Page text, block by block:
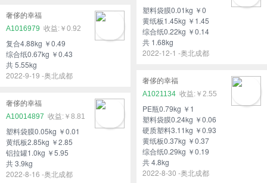
塑料袋膜0.01kg ￥0
黄纸板1.45kg ￥1.45
综合纸0.22kg ￥0.14
共 1.68kg
2022-12-1 -奥北成都
奢侈的幸福
A1016979
￥0.92
复合4.88kg ￥0.49
综合纸0.67kg ￥0.43
共 5.55kg
2022-9-19 -奥北成都
奢侈的幸福
A1021134
￥2.55
PE瓶0.79kg ￥1
塑料袋膜0.24kg ￥0.06
硬质塑料3.11kg ￥0.93
黄纸板0.37kg ￥0.37
综合纸0.29kg ￥0.19
共 4.8kg
2022-8-30 -奥北成都
奢侈的幸福
A10014897
￥8.81
塑料袋膜0.05kg ￥0.01
黄纸板2.85kg ￥2.85
铝拉罐1.0kg ￥5.95
共 3.9kg
2022-8-16 -奥北成都